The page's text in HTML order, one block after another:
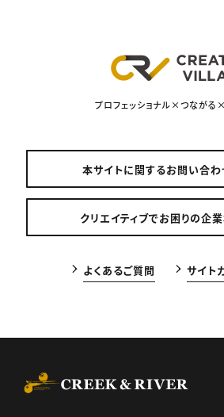
プロフェッショナル×つながる
本サイトに関するお問い合わ
クリエイティブでお困りの企
よくあるご質問 サイト